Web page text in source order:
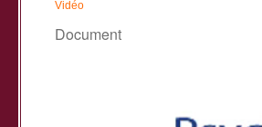
Vidéo
Document